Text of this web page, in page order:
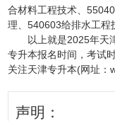
合材料工程技术、
理、540603给排水工程
以上就是2025年天津
专升本报名时间，考试
关注天津专升本(网址：
声明：